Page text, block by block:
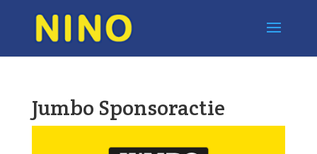
Jumbo Sponsoractie